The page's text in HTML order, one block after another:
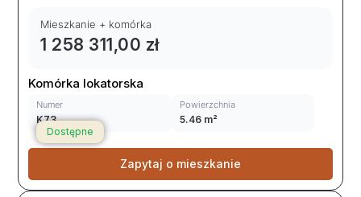
Dostępne
Mieszkanie + komórka
1 258 311,00 zł
Komórka lokatorska
Numer
K73
Powierzchnia
5.46 m²
Zapytaj o mieszkanie